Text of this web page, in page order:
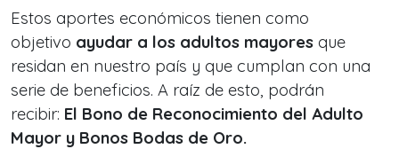
Estos aportes económicos tienen como
objetivo ayudar a los adultos mayores que
residan en nuestro país y que cumplan con una
serie de beneficios. A raíz de esto, podrán
recibir: El Bono de Reconocimiento del Adulto
Mayor y Bonos Bodas de Oro.